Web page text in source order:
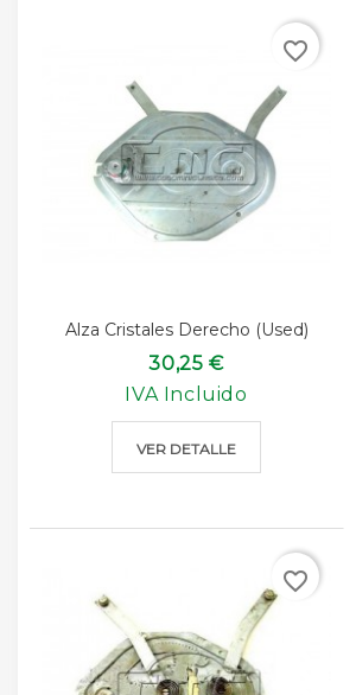
Alza Cristales Derecho (used)
30,25 €
IVA Incluido
VER DETALLE
favorite_border
favorite_border